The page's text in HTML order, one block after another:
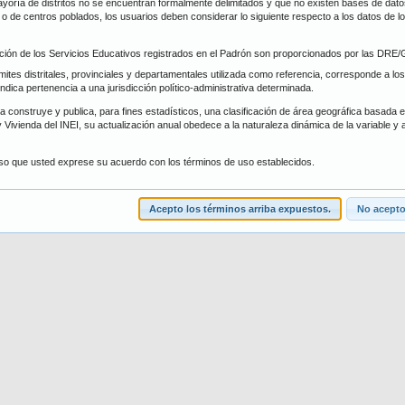
Forma de Atención
de distritos no se encuentran formalmente delimitados y que no existen bases de
de centros poblados, los usuarios deben considerar lo siguiente respecto a los datos de
de los Servicios Educativos registrados en el Padrón son proporcionados por las DRE/
distritales, provinciales y departamentales utilizada como referencia, corresponde a
pertenencia a una jurisdicción político-administrativa determinada.
construye y publica, para fines estadísticos, una clasificación de área geográfica basada
Vivienda del INEI, su actualización anual obedece a la naturaleza dinámica de la variable y
que usted exprese su acuerdo con los términos de uso establecidos.
Acepto los términos arriba expuestos. No